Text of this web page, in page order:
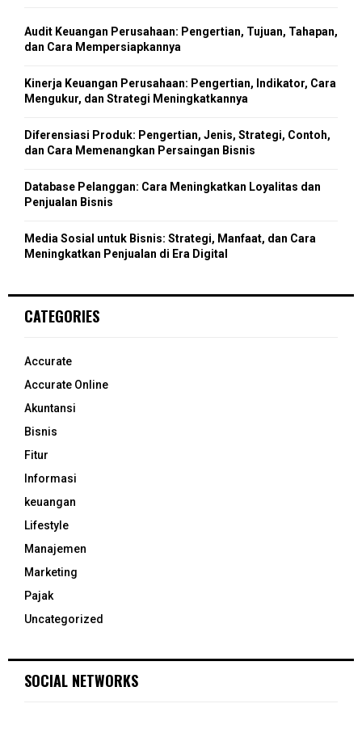
o
r
C
Audit Keuangan Perusahaan: Pengertian, Tujuan, Tahapan,
dan Cara Mempersiapkannya
Kinerja Keuangan Perusahaan: Pengertian, Indikator, Cara
Mengukur, dan Strategi Meningkatkannya
Diferensiasi Produk: Pengertian, Jenis, Strategi, Contoh,
dan Cara Memenangkan Persaingan Bisnis
Database Pelanggan: Cara Meningkatkan Loyalitas dan
Penjualan Bisnis
Media Sosial untuk Bisnis: Strategi, Manfaat, dan Cara
Meningkatkan Penjualan di Era Digital
CATEGORIES
Accurate
Accurate Online
Akuntansi
Bisnis
Fitur
Informasi
keuangan
Lifestyle
Manajemen
Marketing
Pajak
Uncategorized
SOCIAL NETWORKS